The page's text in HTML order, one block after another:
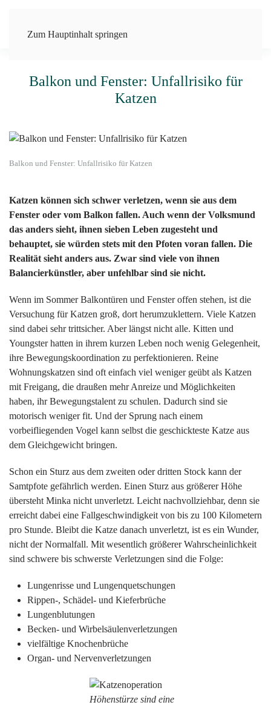
Zum Hauptinhalt springen
Balkon und Fenster: Unfallrisiko für
Katzen
Balkon und Fenster: Unfallrisiko für Katzen
Katzen können sich schwer verletzen, wenn sie aus dem
Fenster oder vom Balkon fallen. Auch wenn der Volksmund
das anders sieht, ihnen sieben Leben zugesteht und
behauptet, sie würden stets mit den Pfoten voran fallen. Die
Realität sieht anders aus. Zwar sind viele von ihnen
Balancierkünstler, aber unfehlbar sind sie nicht.
Wenn im Sommer Balkontüren und Fenster offen stehen, ist die
Versuchung für Katzen groß, dort herumzuklettern. Viele Katzen
sind dabei sehr trittsicher. Aber längst nicht alle. Kitten und
Youngster hatten in ihrem kurzen Leben noch wenig Gelegenheit,
ihre Bewegungskoordination zu perfektionieren. Reine
Wohnungskatzen sind oft einfach viel weniger geübt als Katzen
mit Freigang, die draußen mehr Anreize und Möglichkeiten
haben, ihr Bewegungstalent zu schulen. Dadurch sind sie
motorisch weniger fit. Und der Sprung nach einem
vorbeifliegenden Vogel kann selbst die geschickteste Katze aus
dem Gleichgewicht bringen.
Schon ein Sturz aus dem zweiten oder dritten Stock kann der
Samtpfote gefährlich werden. Einen Sturz aus größerer Höhe
übersteht Minka nicht unverletzt. Leicht nachvollziehbar, denn sie
erreicht dabei eine Fallgeschwindigkeit von bis zu 100 Kilometern
pro Stunde. Bleibt die Katze danach unverletzt, ist es ein Wunder,
nicht der Normalfall. Mit wesentlich größerer Wahrscheinlichkeit
sind schwere bis schwerste Verletzungen sind die Folge:
Lungenrisse und Lungenquetschungen
Rippen-, Schädel- und Kieferbrüche
Lungenblutungen
Becken- und Wirbelsäulenverletzungen
vielfältige Knochenbrüche
Organ- und Nervenverletzungen
Höhenstürze sind eine